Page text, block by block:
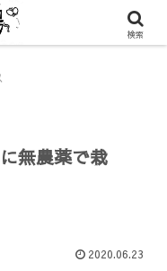
無農薬で栽
2020.06.23
検索